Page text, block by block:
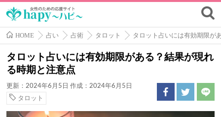
HOME 占い 占術 タロット タロット占いには有効期限が
タロット占いには有効期限がある？結果が現れ
る時期と注意点
更新：2024年6月5日 作成：2024年6月5日
タロット